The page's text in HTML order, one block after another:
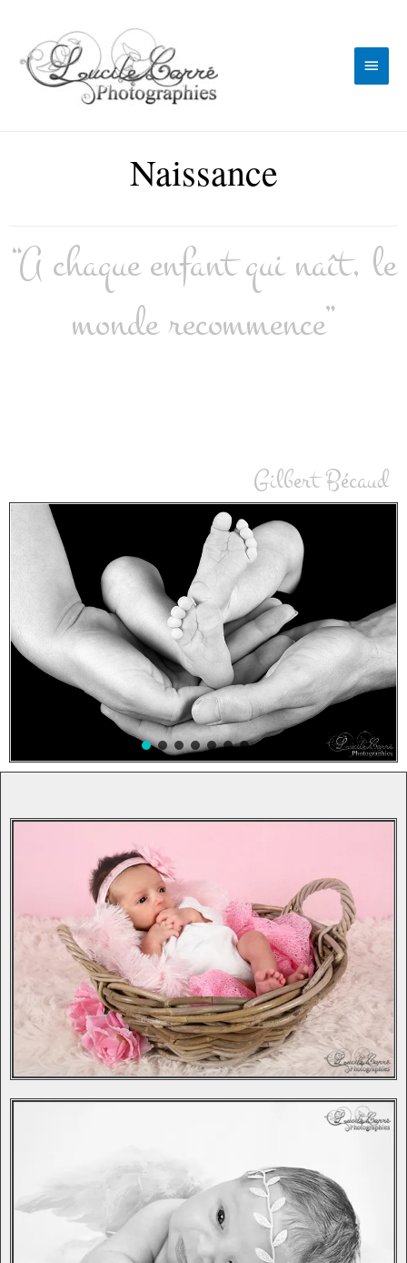
Naissance
“A chaque enfant qui naît, le
monde recommence”
Gilbert Bécaud